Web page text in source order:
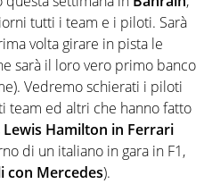
tutti i team e i piloti. Sarà
volta girare in pista le
sarà il loro vero primo banco
Vedremo schierati i piloti
team ed altri che hanno fatto
Lewis Hamilton in Ferrari
di un italiano in gara in F1,
con Mercedes).